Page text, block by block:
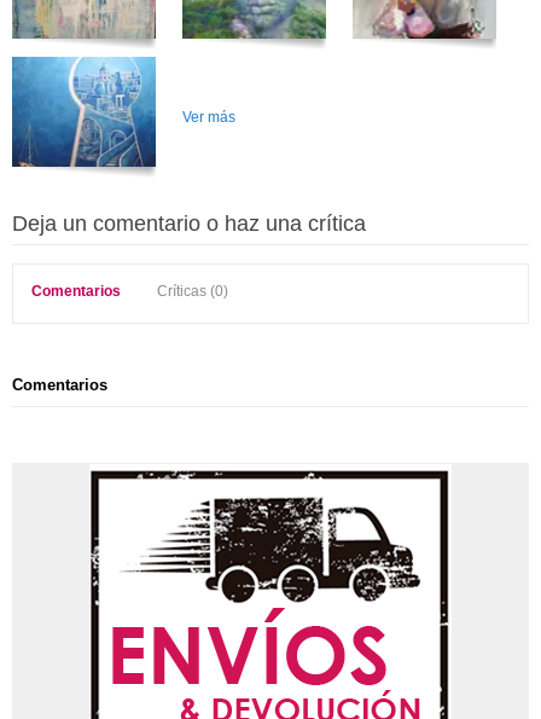
Ver más
Deja un comentario o haz una crítica
Comentarios Críticas (0)
Comentarios